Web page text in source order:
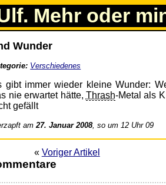
Mehr oder
Wunder
Verschiedenes
gibt immer wieder kleine Wunder:
nie erwartet hätte, Thrash-Metal als
gefällt
am27. Januar 2008, so um 12 Uhr 09
« Voriger Artikel